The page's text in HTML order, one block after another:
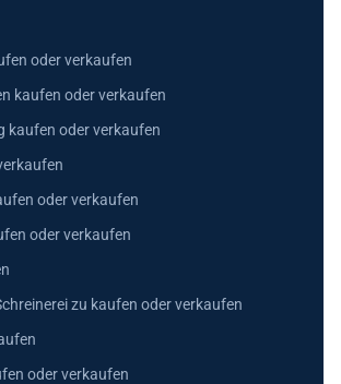
oder verkaufen
kaufen oder verkaufen
kaufen oder verkaufen
oder verkaufen
oder verkaufen
zu kaufen oder verkaufen
oder verkaufen